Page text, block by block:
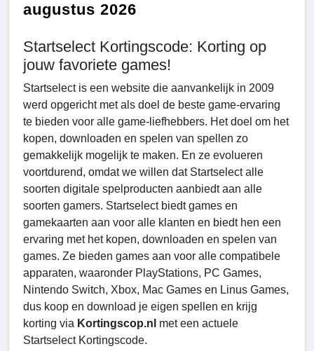
augustus 2026
Startselect Kortingscode: Korting op
jouw favoriete games!
Startselect is een website die aanvankelijk in 2009
werd opgericht met als doel de beste game-ervaring
te bieden voor alle game-liefhebbers. Het doel om het
kopen, downloaden en spelen van spellen zo
gemakkelijk mogelijk te maken. En ze evolueren
voortdurend, omdat we willen dat Startselect alle
soorten digitale spelproducten aanbiedt aan alle
soorten gamers. Startselect biedt games en
gamekaarten aan voor alle klanten en biedt hen een
ervaring met het kopen, downloaden en spelen van
games. Ze bieden games aan voor alle compatibele
apparaten, waaronder PlayStations, PC Games,
Nintendo Switch, Xbox, Mac Games en Linus Games,
dus koop en download je eigen spellen en krijg
korting via Kortingscop.nl met een actuele
Startselect Kortingscode.